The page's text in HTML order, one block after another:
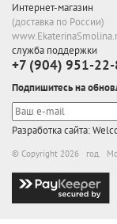
Интернет-магазин
(доставка по России)
служба поддержки
+7 (904) 951-
Подпишитесь на
Разработка сайта:
© Copyright 2026 год.